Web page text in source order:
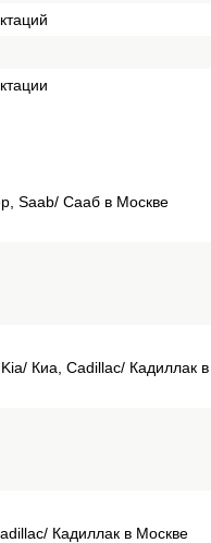
Saab/ Сааб в Москве
Киа, Cadillac/ Кадиллак
Кадиллак в Москве